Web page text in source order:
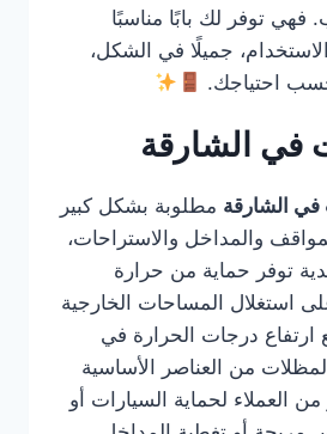
فهي توفر لك بابًا مناسبًا
جميلًا في الشكل،
احتياجك.
في الشارقة
الشارقة مطلوبة بشكل كبير
والمداخل والاستراحات،
توفر حماية من حرارة
استغلال المساحات الخارجية
ارتفاع درجات الحرارة في
من العناصر الأساسية
من العملاء لحماية السيارات أو